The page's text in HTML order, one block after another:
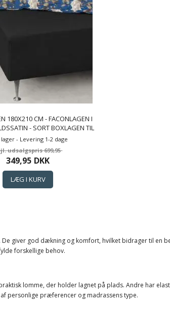
180X210 CM - FACONLAGEN I
- SORT BOXLAGEN TIL
- BY NIGHT SATIN LAGEN
lager - Levering 1-2 dage
699,95
349,95 DKK
giver god dækning og komfort, hvilket bidrager til en
forskellige behov.
lomme, der holder lagnet på plads. Andre har
personlige præferencer og madrassens type.